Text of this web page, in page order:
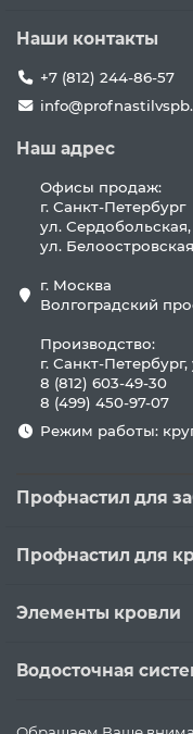
Наши контакты
+7 (812) 244-86-57
Наш адрес
Офисы продаж:
г. Санкт-Петербург
ул.
ул.
г. Москва
Волгоградский
Производство:
г. Санкт-
8 (812) 603-49-30
8 (499) 450-97-07
Режим работы:
Профнастил для
Профнастил для
Элементы кровли
Водосточная